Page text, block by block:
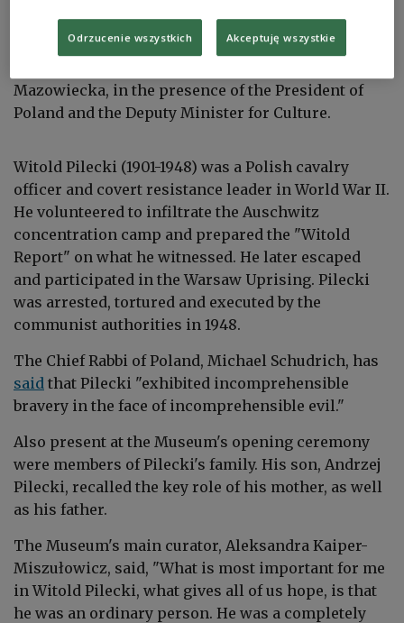
The "Pilecki Family Home" Museum was opened
Mazowiecka, in the presence of the President of
Poland and the Deputy Minister for Culture.
Witold Pilecki (1901-1948) was a Polish cavalry
officer and covert resistance leader in World War II.
He volunteered to infiltrate the Auschwitz
concentration camp and prepared the "Witold
Report" on what he witnessed. He later escaped
and participated in the Warsaw Uprising. Pilecki
was arrested, tortured and executed by the
communist authorities in 1948.
The Chief Rabbi of Poland, Michael Schudrich, has
said that Pilecki "exhibited incomprehensible
bravery in the face of incomprehensible evil."
Also present at the Museum's opening ceremony
were members of Pilecki's family. His son, Andrzej
Pilecki, recalled the key role of his mother, as well
as his father.
The Museum's main curator, Aleksandra Kaiper-
Miszułowicz, said, "What is most important for me
in Witold Pilecki, what gives all of us hope, is that
he was an ordinary person. He was a completely
Odrzucenie wszystkich Akceptuję wszystkie